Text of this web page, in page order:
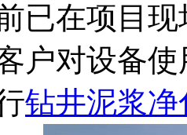
已在项目
户对设备
钻井泥浆净